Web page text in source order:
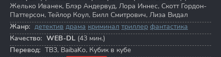
Желько Иванек, Блэр Андервуд, Лора Иннес, Скотт Гордон-
Паттерсон, Тейлор Коул, Билл Смитрович, Лиза Видал
Жанр: детектив драма криминал триллер фантастика
Качество: WEB-DL (43 мин.)
Перевод: ТВ3, BaibaKo, Кубик в кубе